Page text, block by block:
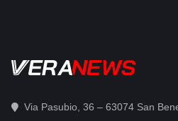
Via Pasubio, 36 – 63074 San